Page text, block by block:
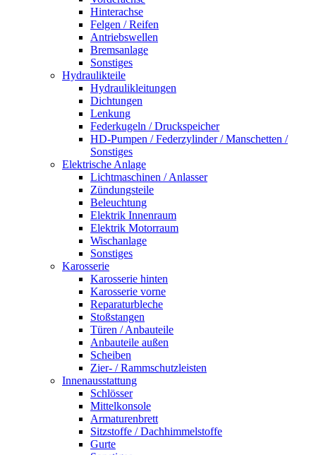
Hinterachse
Felgen / Reifen
Antriebswellen
Bremsanlage
Sonstiges
Hydraulikteile
Hydraulikleitungen
Dichtungen
Lenkung
Federkugeln / Druckspeicher
HD-Pumpen / Federzylinder / Manschetten /
Sonstiges
Elektrische Anlage
Lichtmaschinen / Anlasser
Zündungsteile
Beleuchtung
Elektrik Innenraum
Elektrik Motorraum
Wischanlage
Sonstiges
Karosserie
Karosserie hinten
Karosserie vorne
Reparaturbleche
Stoßstangen
Türen / Anbauteile
Anbauteile außen
Scheiben
Zier- / Rammschutzleisten
Innenausstattung
Schlösser
Mittelkonsole
Armaturenbrett
Sitzstoffe / Dachhimmelstoffe
Gurte